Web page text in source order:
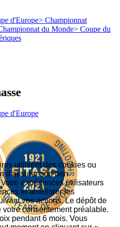
d'Europe> Championnat
du Monde> Coupe du
d'Europe
utilisent des cookies ou
d'assurer son bon
expériences utilisateurs
et améliorer les
vos actions. Le dépôt de
consentement préalable.
pendant 6 mois. Vous